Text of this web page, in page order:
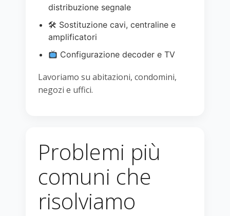
distribuzione segnale
🛠 Sostituzione cavi, centraline e
amplificatori
Configurazione decoder e TV
Lavoriamo su abitazioni, condomini,
negozi e uffici.
Problemi più
comuni che
risolviamo